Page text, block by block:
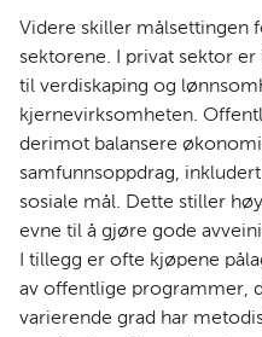
Videre skiller målsettingen
sektorene. I privat sektor
til verdiskaping og
kjernevirksomheten.
derimot balansere
samfunnsoppdrag,
sosiale mål. Dette stiller
evne til å gjøre gode
I tillegg er ofte kjøpene
av offentlige programmer,
varierende grad har